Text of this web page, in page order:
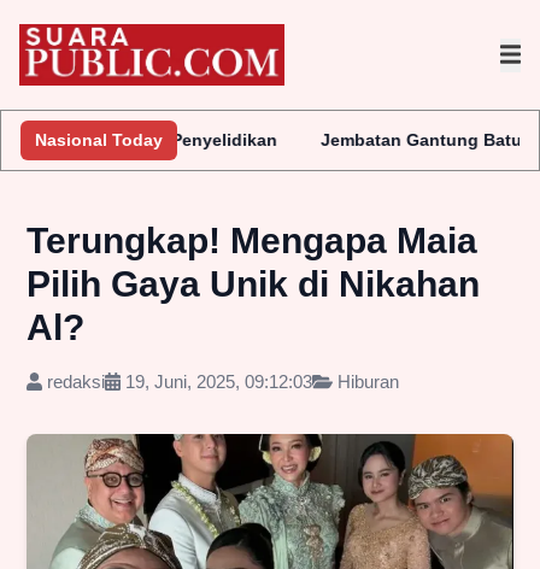
Nasional Today
Penyelidikan Jembatan Gantung Batu Pepe Rp10
Terungkap! Mengapa Maia
Pilih Gaya Unik di Nikahan
Al?
redaksi 19, Juni, 2025, 09:12:03 Hiburan